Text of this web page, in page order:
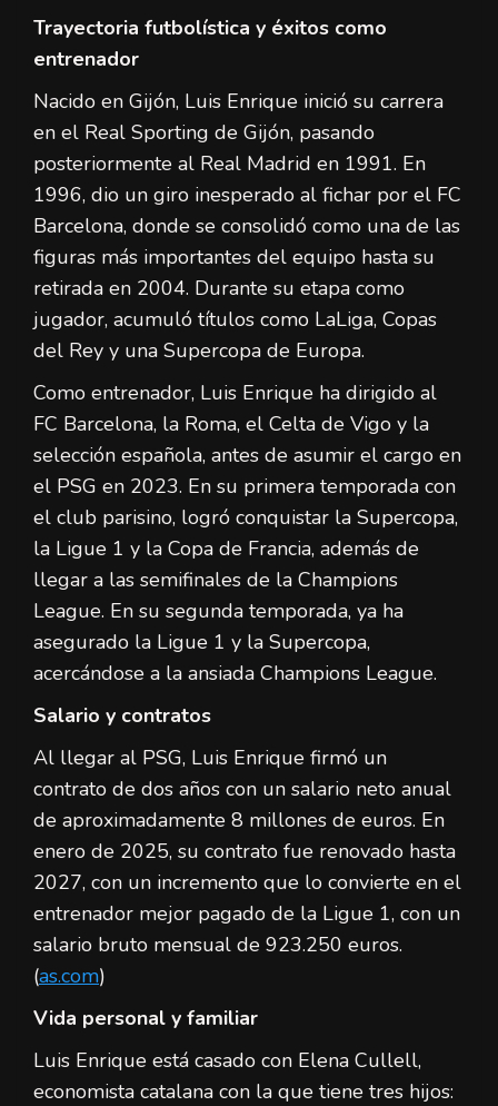
Trayectoria futbolística y éxitos como
entrenador
Nacido en Gijón, Luis Enrique inició su carrera
en el Real Sporting de Gijón, pasando
posteriormente al Real Madrid en 1991. En
1996, dio un giro inesperado al fichar por el FC
Barcelona, donde se consolidó como una de las
figuras más importantes del equipo hasta su
retirada en 2004. Durante su etapa como
jugador, acumuló títulos como LaLiga, Copas
del Rey y una Supercopa de Europa.
Como entrenador, Luis Enrique ha dirigido al
FC Barcelona, la Roma, el Celta de Vigo y la
selección española, antes de asumir el cargo en
el PSG en 2023. En su primera temporada con
el club parisino, logró conquistar la Supercopa,
la Ligue 1 y la Copa de Francia, además de
llegar a las semifinales de la Champions
League. En su segunda temporada, ya ha
asegurado la Ligue 1 y la Supercopa,
acercándose a la ansiada Champions League.
Salario y contratos
Al llegar al PSG, Luis Enrique firmó un
contrato de dos años con un salario neto anual
de aproximadamente 8 millones de euros. En
enero de 2025, su contrato fue renovado hasta
2027, con un incremento que lo convierte en el
entrenador mejor pagado de la Ligue 1, con un
salario bruto mensual de 923.250 euros.
(as.com)
Vida personal y familiar
Luis Enrique está casado con Elena Cullell,
economista catalana con la que tiene tres hijos: